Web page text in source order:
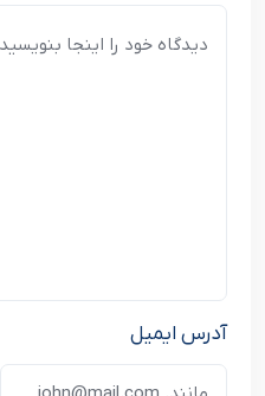
آدرس ایمیل